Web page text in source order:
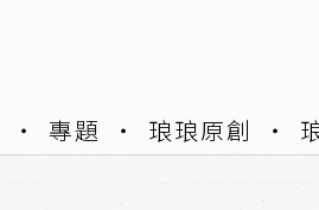
專題 琅琅原創